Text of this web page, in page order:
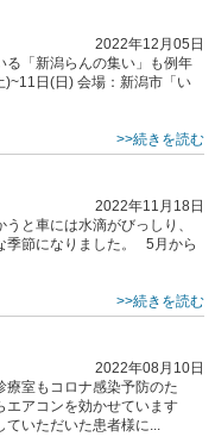
2022年12月05日
る「新潟らんの集い」も例年
日(日) 会場：新潟市「い
>>続きを読む
2022年11月18日
と車には水滴がびっしり、
季節になりました。 5月から
>>続きを読む
2022年08月10日
室もコロナ感染予防のた
エアコンを効かせています
ていただいた患者様に...